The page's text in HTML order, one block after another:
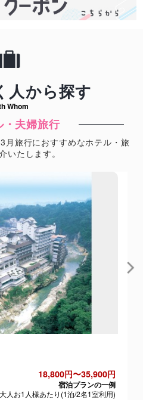
人から探す
Whom
・夫婦旅行
月旅行におすすめなホテル・旅
いたします。
18,800円〜35,900円
宿泊プランの一例
人お1人様あたり(1泊/2名1室利用)